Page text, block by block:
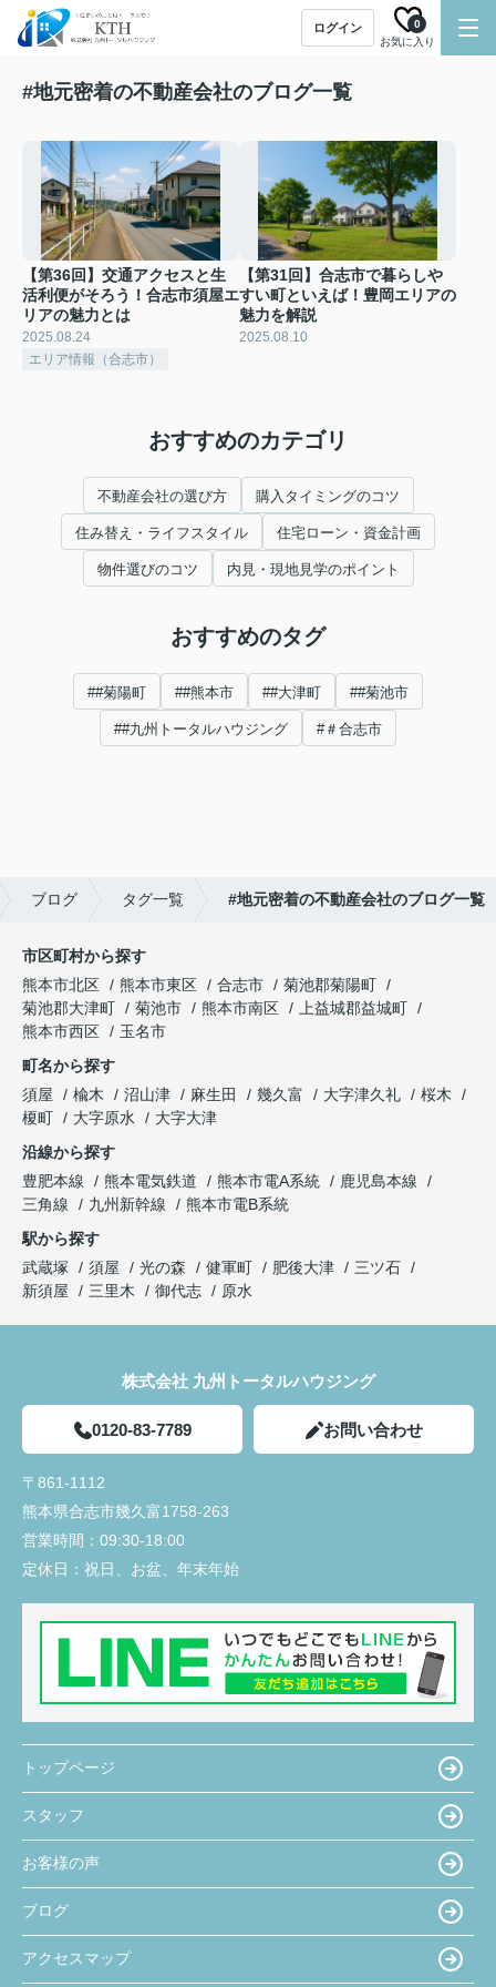
ログイン
お気に入り
0
#地元密着の不動産会社のブログ一覧
【第36回】交通アクセスと生
活利便がそろう！合志市須屋エ
リアの魅力とは
2025.08.24
エリア情報（合志市）
【第31回】合志市で暮らしや
すい町といえば！豊岡エリアの
魅力を解説
2025.08.10
おすすめのカテゴリ
不動産会社の選び方 購入タイミングのコツ
住み替え・ライフスタイル 住宅ローン・資金計画
物件選びのコツ 内見・現地見学のポイント
おすすめのタグ
##菊陽町 ##熊本市 ##大津町 ##菊池市
##九州トータルハウジング #＃合志市
ブログ タグ一覧 #地元密着の不動産会社のブログ一覧
市区町村から探す
熊本市北区
熊本市東区 合志市
菊池郡菊陽町
菊池郡大津町
菊池市 熊本市南区
上益城郡益城町
熊本市西区
玉名市
町名から探す
須屋
楡木 沼山津 麻生田 幾久富 大字津久礼
桜木
榎町
大字原水
大字大津
沿線から探す
豊肥本線
熊本電気鉄道 熊本市電A系統
鹿児島本線
三角線
九州新幹線
熊本市電B系統
駅から探す
武蔵塚
須屋 光の森 健軍町 肥後大津
三ツ石
新須屋
三里木 御代志 原水
株式会社 九州トータルハウジング
0120-83-7789 お問い合わせ
〒861-1112
熊本県合志市幾久富1758-263
営業時間： 09:30-18:00
定休日： 祝日、お盆、年末年始
トップページ
スタッフ
お客様の声
ブログ
アクセスマップ